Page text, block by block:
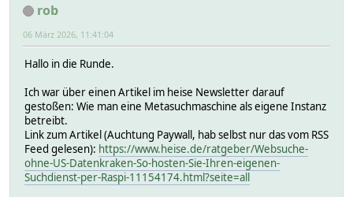
rob
06 März 2026, 11:41:04
Hallo in die Runde.
Ich war über einen Artikel im heise Newsletter darauf
gestoßen: Wie man eine Metasuchmaschine als eigene Instanz
betreibt.
Link zum Artikel (Auchtung Paywall, hab selbst nur das vom RSS
Feed gelesen): https://www.heise.de/ratgeber/Websuche-
ohne-US-Datenkraken-So-hosten-Sie-Ihren-eigenen-
Suchdienst-per-Raspi-11154174.html?seite=all